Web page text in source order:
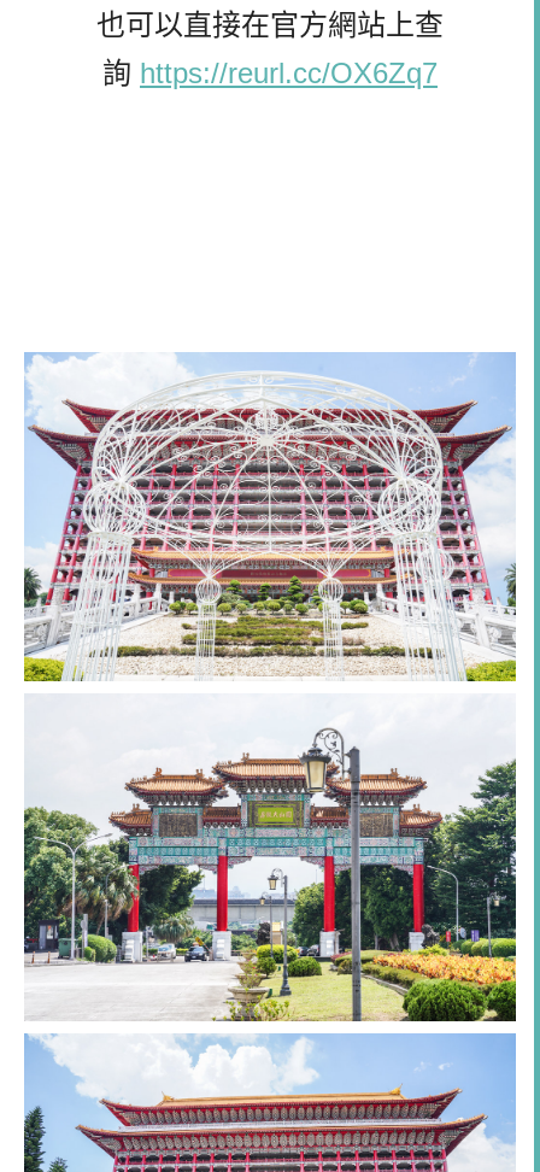
也可以直接在官方網站上查
詢 https://reurl.cc/OX6Zq7